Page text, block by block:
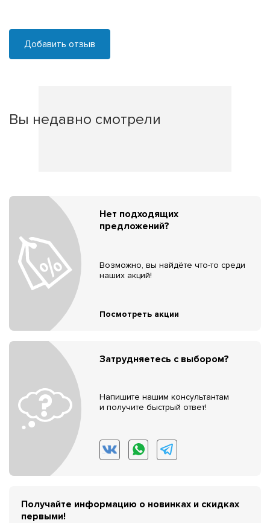
Добавить отзыв
Вы недавно смотрели
Нет подходящих
предложений?
Возможно, вы найдёте что-то среди
наших акций!
Посмотреть акции
Затрудняетесь с выбором?
Напишите нашим консультантам
и получите быстрый ответ!
Получайте информацию о новинках и скидках
первыми!